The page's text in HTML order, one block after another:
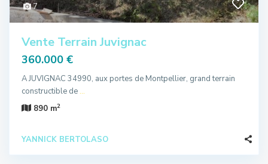
7
Vente Terrain Juvignac
360.000 €
A JUVIGNAC 34990, aux portes de Montpellier, grand terrain
constructible de ...
890 m2
YANNICK BERTOLASO